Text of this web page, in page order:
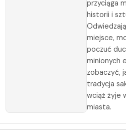
przyciąga
historii i
miejsce,
poczuć
minionych
zobaczyć,
tradycja
wciąż żyje
miasta.